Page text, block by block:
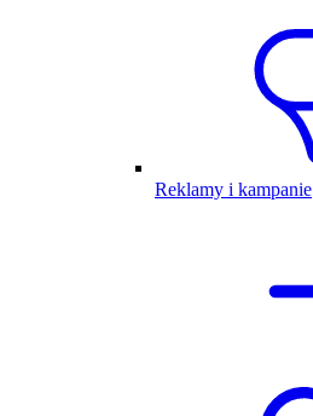
Reklamy i kampanie